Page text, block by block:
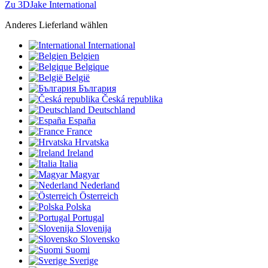
Zu 3DJake International
Anderes Lieferland wählen
International
Belgien
Belgique
België
България
Česká republika
Deutschland
España
France
Hrvatska
Ireland
Italia
Magyar
Nederland
Österreich
Polska
Portugal
Slovenija
Slovensko
Suomi
Sverige